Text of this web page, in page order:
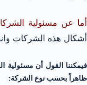
أما عن مسئولية
أشكال هذه الشركات
فيمكننا القول أن مسئولية
ظاهراً بحسب نوع الشركة: